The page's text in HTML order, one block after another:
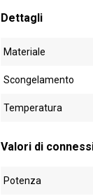
Dettagli
Materiale
Scongelamento
Temperatura
Valori di
Potenza